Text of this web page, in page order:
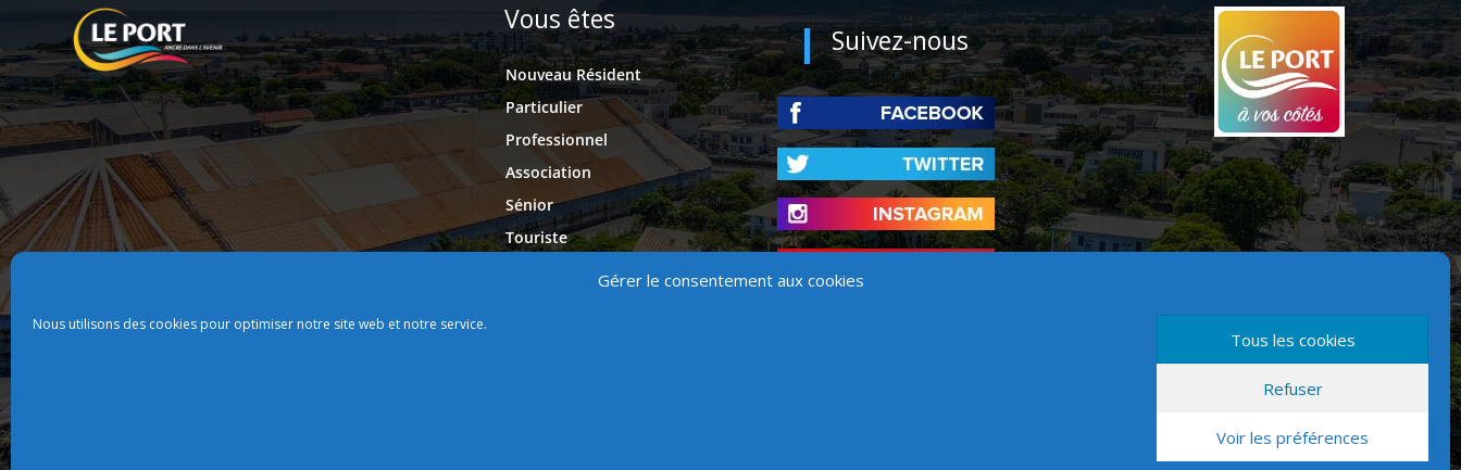
Gérer le consentement aux cookies
Nous utilisons des cookies pour optimiser notre site web et notre service.
Tous les cookies
Refuser
Voir les préférences
Vous êtes
Nouveau Résident
Particulier
Professionnel
Association
Sénior
Touriste
Suivez-nous
Version mobile